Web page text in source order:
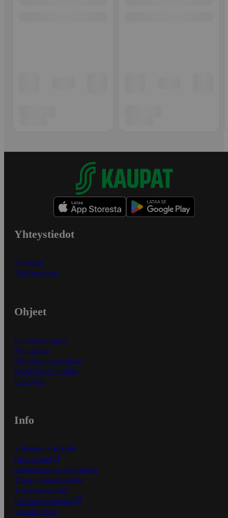
Yhteystiedot
Myymälät
Asiakaspalvelu
Ohjeet
Ensitilaajan ohjeet
Näin maksat
Näin tilaat ja muokkaat
Kaikki ohjeet ja vinkit
In English
Info
S-Business yrityksille
Oiva-raportit
Osuuskauppojen yhteystiedot
Tilaus- ja toimitusehdot
Tietosuojakäytäntö
Palvelun käyttöehdot
Saavutettavuus